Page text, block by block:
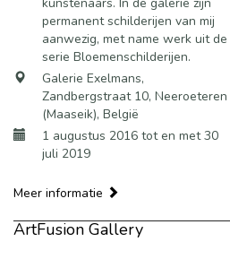
permanent schilderijen van mij
aanwezig, met name werk uit de
serie Bloemenschilderijen.
Galerie Exelmans,
Zandbergstraat 10, Neeroeteren
(Maaseik), België
1 augustus 2016 tot en met 30
juli 2019
Meer informatie
ArtFusion Gallery